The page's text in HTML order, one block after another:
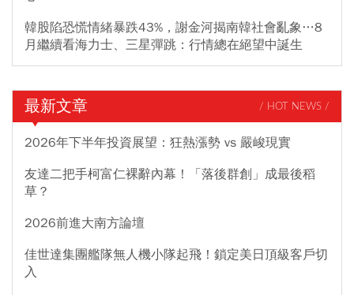
韓股陷恐慌情緒暴跌43%，謝金河揭南韓社會亂象…8
月繼續看海力士、三星彈跳：行情總在絕望中誕生
最新文章 / HOT NEWS /
2026年下半年投資展望：狂熱漲勢 vs 嚴峻現實
友達二把手柯富仁裸辭內幕！「落後群創」成最後稻
草？
2026前進大南方論壇
佳世達集團艦隊無人機小隊起飛！鎖定美日頂級客戶切
入